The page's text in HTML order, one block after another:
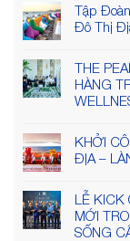
Tập
Đô Thị
THE
HÀNG
KHỞI
ĐỊA –
LỄ KICK
MỚI
SỐNG